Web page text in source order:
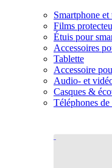
Smartphone
Films
Étuis pour
Accessoires
Tablette
Accessoire
Audio- et
Casques &
Téléphones